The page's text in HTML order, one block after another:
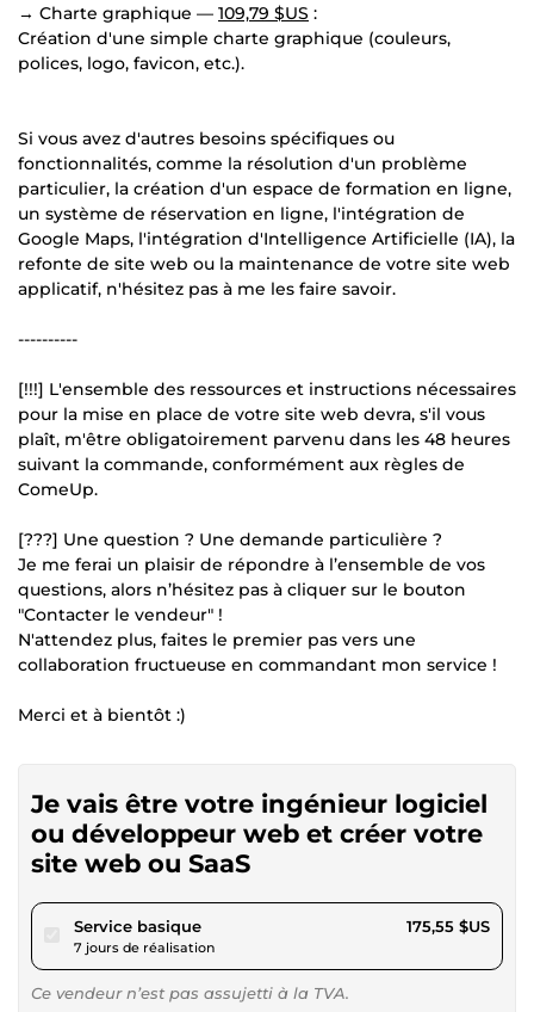
→ Charte graphique — 109,79 $US :
Création d'une simple charte graphique (couleurs,
polices, logo, favicon, etc.).
Si vous avez d'autres besoins spécifiques ou
fonctionnalités, comme la résolution d'un problème
particulier, la création d'un espace de formation en ligne,
un système de réservation en ligne, l'intégration de
Google Maps, l'intégration d'Intelligence Artificielle (IA), la
refonte de site web ou la maintenance de votre site web
applicatif, n'hésitez pas à me les faire savoir.
----------
[!!!] L'ensemble des ressources et instructions nécessaires
pour la mise en place de votre site web devra, s'il vous
plaît, m'être obligatoirement parvenu dans les 48 heures
suivant la commande, conformément aux règles de
ComeUp.
[???] Une question ? Une demande particulière ?
Je me ferai un plaisir de répondre à l’ensemble de vos
questions, alors n’hésitez pas à cliquer sur le bouton
"Contacter le vendeur" !
N'attendez plus, faites le premier pas vers une
collaboration fructueuse en commandant mon service !
Merci et à bientôt :)
Je vais être votre ingénieur logiciel
ou développeur web et créer votre
site web ou SaaS
Service basiquepour 161,80 $US
7 jours de réalisation
175,55 $US
Ce vendeur n’est pas assujetti à la TVA.